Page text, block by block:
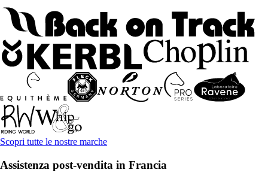
Scopri tutte le nostre marche
Assistenza post-vendita in Francia